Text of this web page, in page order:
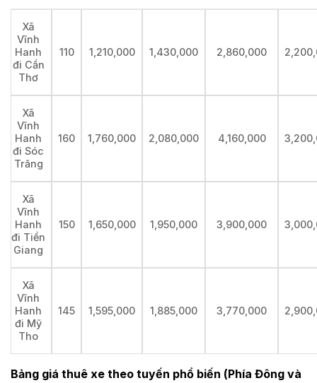
Xã
Vĩnh
Hanh
đi Cần
Thơ
110 1,210,000 1,430,000 2,860,000
Xã
Vĩnh
Hanh
đi Sóc
Trăng
160 1,760,000 2,080,000 4,160,000
Xã
Vĩnh
Hanh
đi Tiền
Giang
150 1,650,000 1,950,000 3,900,000
Xã
Vĩnh
Hanh
đi Mỹ
Tho
145 1,595,000 1,885,000 3,770,000
Bảng giá thuê xe theo tuyến phổ biến (Phía Đông và